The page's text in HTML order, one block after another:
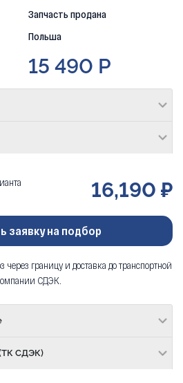
Запчасть продана
Польша
15 490 Р
16,190 ₽
заявку на подбор
границу и доставка до транспортной
СДЭК.
(ТК СДЭК)